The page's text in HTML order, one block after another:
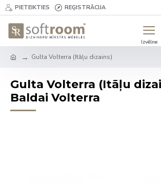
PIETEIKTIES REĢISTRĀCIJA
Gulta Volterra (Itāļu dizains)
Gulta Volterra (Itāļu
Baldai Volterra